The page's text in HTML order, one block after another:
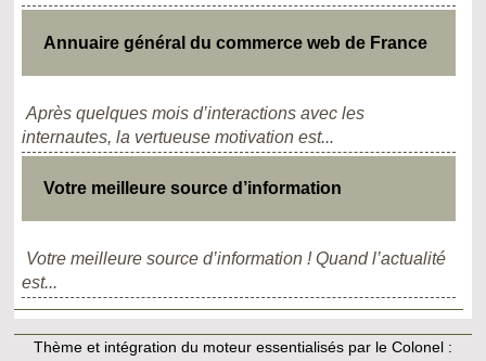
Annuaire général du commerce web de France
Après quelques mois d’interactions avec les
internautes, la vertueuse motivation est...
Votre meilleure source d’information
Votre meilleure source d’information ! Quand l’actualité
est...
Thème et intégration du moteur essentialisés par le Colonel :